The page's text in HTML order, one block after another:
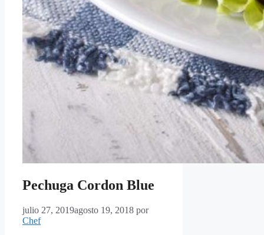
Pechuga Cordon Blue
julio 27, 2019agosto 19, 2018 por
Chef